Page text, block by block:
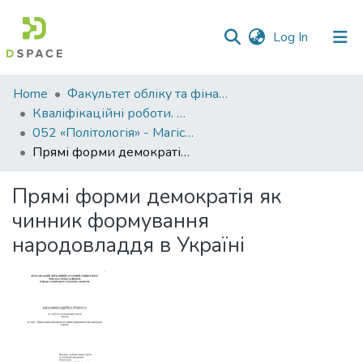
Log In (current)
Communities
&
Collections
All of DSpace
Statistics
Home
Факультет обліку та фінансів
Кваліфікаційні роботи. Факультет обліку та фінансів
052 «Політологія» - Магістри 2023-2024
Прямі форми демократія як чинник формування народовладдя в Україні
Прямі форми демократія як
чинник формування
народовладдя в Україні